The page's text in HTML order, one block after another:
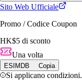
Sito Web Ufficiale
Promo / Codice Coupon
HK$5 di sconto
Una volta
ESIMDB Copia
Si applicano condizioni.